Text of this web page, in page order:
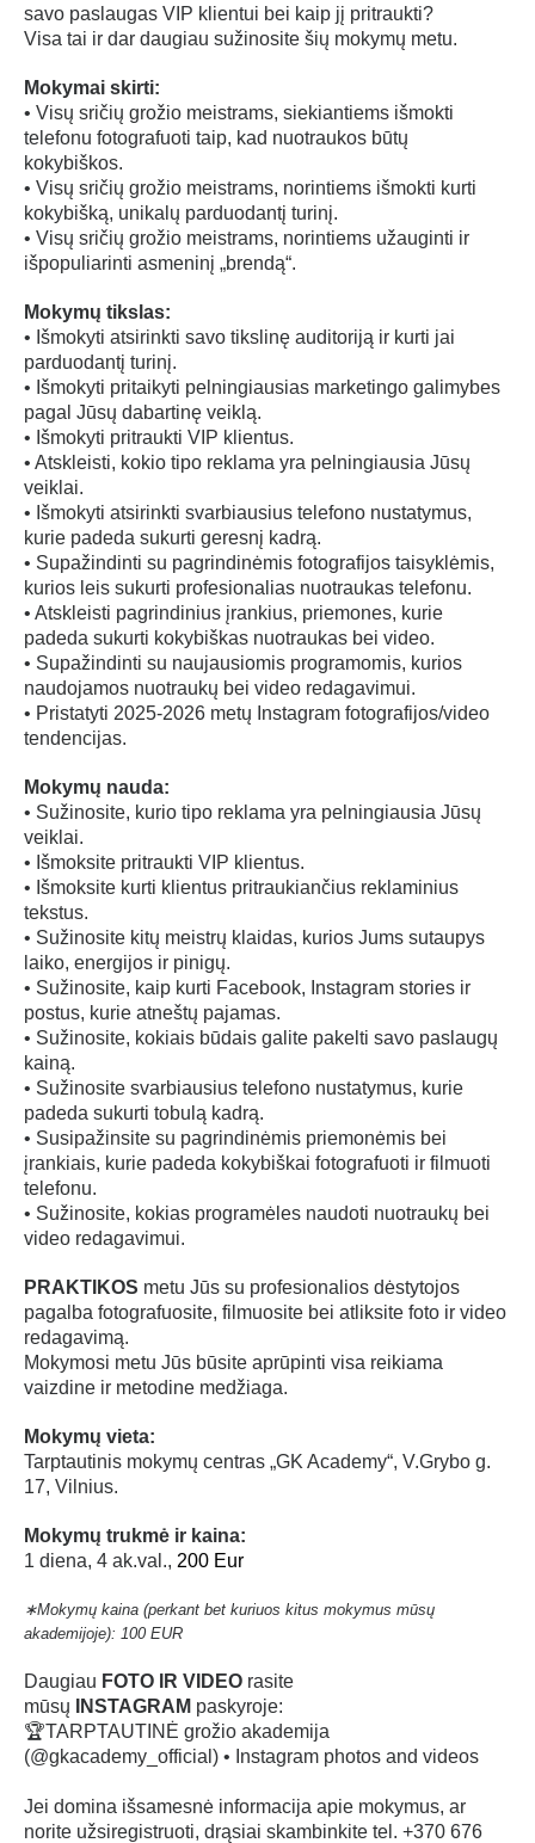
E-SHOP
savo paslaugas VIP klientui bei kaip jį pritraukti?
Visa tai ir dar daugiau sužinosite šių mokymų metu.
Mokymai skirti:
• Visų sričių grožio meistrams, siekiantiems išmokti
telefonu fotografuoti taip, kad nuotraukos būtų
kokybiškos.
• Visų sričių grožio meistrams, norintiems išmokti kurti
kokybišką, unikalų parduodantį turinį.
• Visų sričių grožio meistrams, norintiems užauginti ir
išpopuliarinti asmeninį „brendą“.
Mokymų tikslas:
• Išmokyti atsirinkti savo tikslinę auditoriją ir kurti jai
parduodantį turinį.
• Išmokyti pritaikyti pelningiausias marketingo galimybes
pagal Jūsų dabartinę veiklą.
• Išmokyti pritraukti VIP klientus.
• Atskleisti, kokio tipo reklama yra pelningiausia Jūsų
veiklai.
• Išmokyti atsirinkti svarbiausius telefono nustatymus,
kurie padeda sukurti geresnį kadrą.
• Supažindinti su pagrindinėmis fotografijos taisyklėmis,
kurios leis sukurti profesionalias nuotraukas telefonu.
• Atskleisti pagrindinius įrankius, priemones, kurie
padeda sukurti kokybiškas nuotraukas bei video.
• Supažindinti su naujausiomis programomis, kurios
naudojamos nuotraukų bei video redagavimui.
• Pristatyti 2025-2026 metų Instagram fotografijos/video
tendencijas.
Mokymų nauda:
• Sužinosite, kurio tipo reklama yra pelningiausia Jūsų
veiklai.
• Išmoksite pritraukti VIP klientus.
• Išmoksite kurti klientus pritraukiančius reklaminius
tekstus.
• Sužinosite kitų meistrų klaidas, kurios Jums sutaupys
laiko, energijos ir pinigų.
• Sužinosite, kaip kurti Facebook, Instagram stories ir
postus, kurie atneštų pajamas.
• Sužinosite, kokiais būdais galite pakelti savo paslaugų
kainą.
• Sužinosite svarbiausius telefono nustatymus, kurie
padeda sukurti tobulą kadrą.
• Susipažinsite su pagrindinėmis priemonėmis bei
įrankiais, kurie padeda kokybiškai fotografuoti ir filmuoti
telefonu.
• Sužinosite, kokias programėles naudoti nuotraukų bei
video redagavimui.
PRAKTIKOS metu Jūs su profesionalios dėstytojos
pagalba fotografuosite, filmuosite bei atliksite foto ir video
redagavimą.
Mokymosi metu Jūs būsite aprūpinti visa reikiama
vaizdine ir metodine medžiaga.
Mokymų vieta:
Tarptautinis mokymų centras „GK Academy“, V.Grybo g.
17, Vilnius.
Mokymų trukmė ir kaina:
1 diena, 4 ak.val., 200 Eur
∗Mokymų kaina (perkant bet kuriuos kitus mokymus mūsų
akademijoje): 100 EUR
Daugiau FOTO IR VIDEO rasite
mūsų
INSTAGRAM paskyroje:
🏆TARPTAUTINĖ grožio akademija
(@gkacademy_official) • Instagram photos and videos
Jei domina išsamesnė informacija apie mokymus, ar
norite užsiregistruoti, drąsiai skambinkite tel. +370 676